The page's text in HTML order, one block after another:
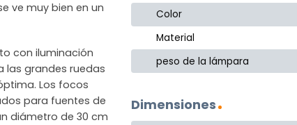
ve muy bien en un
con iluminación
las grandes ruedas
Los focos
para fuentes de
diámetro de 30 cm
Color
Material
peso de la lámpara
Dimensiones